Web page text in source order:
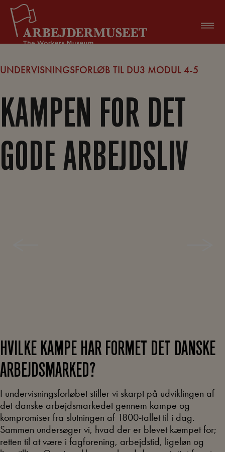
Hop
indholdet
UNDERVISNINGSFORLØB TIL DU3 MODUL 4-5
KAMPEN FOR DET
GODE ARBEJDSLIV
HVILKE KAMPE HAR FORMET DET DANSKE
ARBEJDSMARKED?
I undervisningsforløbet stiller vi skarpt på udviklingen af
det danske arbejdsmarkedet gennem kampe og
kompromiser fra slutningen af 1800-tallet til i dag.
Sammen undersøger vi, hvad der er blevet kæmpet for;
retten til at være i fagforening, arbejdstid, ligeløn og